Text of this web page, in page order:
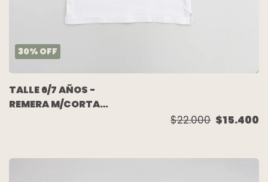
30% OFF
TALLE 6/7 AÑOS -
REMERA M/CORTA
$22.000 $15.400